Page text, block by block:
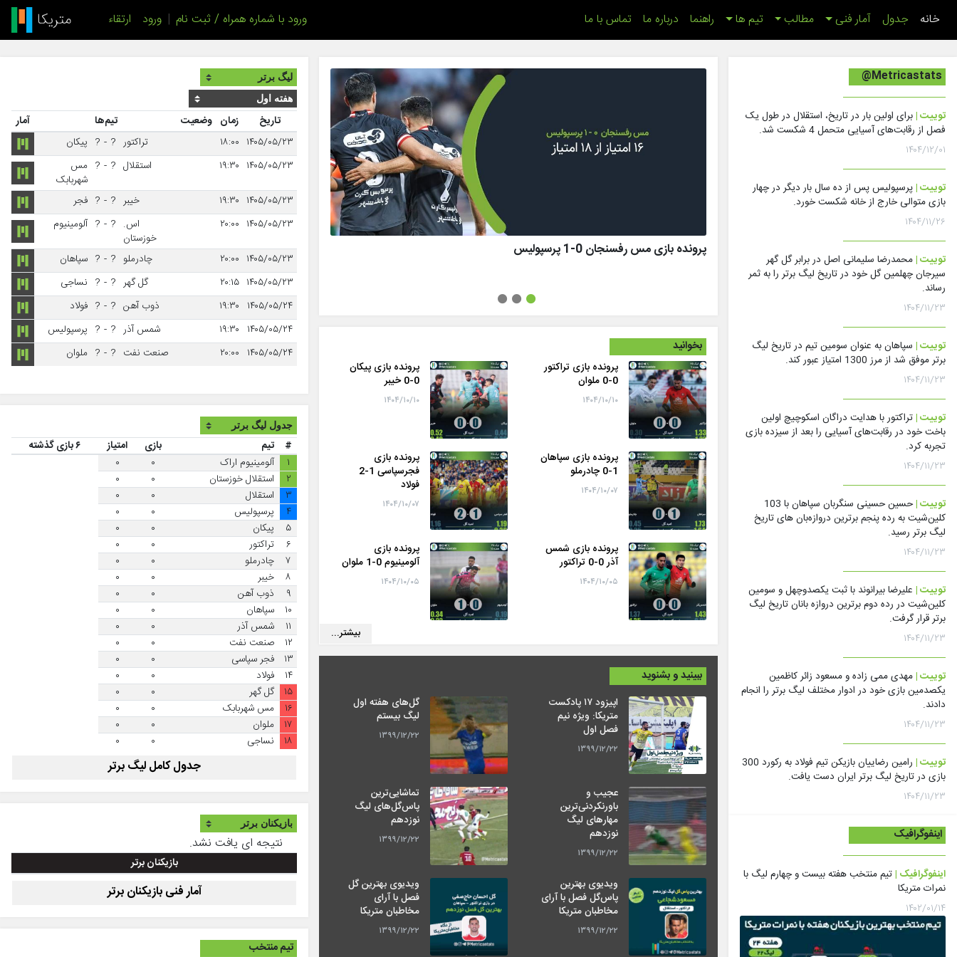
خانه (اینجا)
جدول آمار فنی مطالب تیم ها راهنما درباره ما تماس با ما ورود با شماره همراه / ثبت نام | ورود ارتقاء
پرونده بازی مس رفسنجان 0-1 پرسپولیس
بخوانید
پرونده بازی تراکتور
0-0 ملوان
۱۴۰۴/۱۰/۱۰
پرونده بازی پیکان
0-0 خیبر
۱۴۰۴/۱۰/۱۰
پرونده بازی سپاهان
1-0 چادرملو
۱۴۰۴/۱۰/۰۷
پرونده بازی
فجرسپاسی 1-2
فولاد
۱۴۰۴/۱۰/۰۷
پرونده بازی شمس
آذر 0-0 تراکتور
۱۴۰۴/۱۰/۰۵
پرونده بازی
آلومینیوم 0-1 ملوان
۱۴۰۴/۱۰/۰۵
بیشتر...
ببینید و بشنوید
اپیزود ۱۷ پادکست
متریکا: ویژه نیم
فصل اول
۱۳۹۹/۱۲/۲۲
گل‌های هفته اول
لیگ بیستم
۱۳۹۹/۱۲/۲۲
عجیب و
باورنکردنی‌ترین
مهارهای لیگ
نوزدهم
۱۳۹۹/۱۲/۲۲
تماشایی‌ترین
پاس‌گل‌های لیگ
نوزدهم
۱۳۹۹/۱۲/۲۲
ویدیوی بهترین
پاس‌گل فصل با آرای
مخاطبان متریکا
۱۳۹۹/۱۲/۲۲
ویدیوی بهترین گل
فصل با آرای
مخاطبان متریکا
۱۳۹۹/۱۲/۲۲
@Metricastats
توییت |برای اولین بار در تاریخ، استقلال در طول یک
فصل از رقابت‌های آسیایی متحمل 4 شکست شد.
۱۴۰۴/۱۲/۰۱
توییت |پرسپولیس پس از ده سال بار دیگر در چهار
بازی متوالی خارج از خانه شکست خورد.
۱۴۰۴/۱۱/۲۶
توییت |محمدرضا سلیمانی اصل در برابر گل گهر
سیرجان چهلمین گل خود در تاریخ لیگ برتر را به ثمر
رساند.
۱۴۰۴/۱۱/۲۳
توییت | سپاهان به عنوان سومین تیم در تاریخ لیگ
برتر موفق شد از مرز 1300 امتیاز عبور کند.
۱۴۰۴/۱۱/۲۳
توییت |تراکتور با هدایت دراگان اسکوچیچ اولین
باخت خود در رقابت‌های آسیایی را بعد از سیزده بازی
تجربه کرد.
۱۴۰۴/۱۱/۲۳
توییت |
حسین حسینی سنگربان سپاهان با 103
کلین‌شیت به رده پنجم برترین دروازه‌بان های تاریخ
لیگ برتر رسید.
۱۴۰۴/۱۱/۲۳
توییت | علیرضا بیرانوند با ثبت یکصدوچهل و سومین
کلین‌شیت در رده دوم برترین دروازه بانان تاریخ لیگ
برتر قرار گرفت.
۱۴۰۴/۱۱/۲۳
توییت |مهدی ممی زاده و مسعود زائر کاظمین
یکصدمین بازی خود در ادوار مختلف لیگ برتر را انجام
دادند.
۱۴۰۴/۱۱/۲۳
توییت |
رامین رضاییان بازیکن تیم فولاد به رکورد 300
بازی در تاریخ لیگ برتر ایران دست یافت.
۱۴۰۴/۱۱/۲۳
اینفوگرافیک
اینفوگرافیک |تیم منتخب هفته بیست و چهارم لیگ با
نمرات متریکا
۱۴۰۲/۰۱/۱۴
تاریخ زمان وضعیت تیم‌ها
آمار
۱۴۰۵/۰۵/۲۳ ۱۸:۰۰ تراکتور ?
-
? پیکان
۱۴۰۵/۰۵/۲۳ ۱۹:۳۰ استقلال ?
-
? مس
شهربابک
۱۴۰۵/۰۵/۲۳ ۱۹:۳۰ خیبر ?
-
? فجر
۱۴۰۵/۰۵/۲۳ ۲۰:۰۰
اس.
خوزستان
?
-
? آلومینیوم
۱۴۰۵/۰۵/۲۳ ۲۰:۰۰ چادرملو ?
-
? سپاهان
۱۴۰۵/۰۵/۲۳ ۲۰:۱۵ گل گهر ?
-
? نساجی
۱۴۰۵/۰۵/۲۴ ۱۹:۳۰ ذوب آهن ?
-
? فولاد
۱۴۰۵/۰۵/۲۴ ۱۹:۳۰ شمس آذر ?
-
? پرسپولیس
۱۴۰۵/۰۵/۲۴ ۲۰:۰۰ صنعت نفت ?
-
? ملوان
# تیم بازی امتیاز
۶ بازی گذشته
۱
آلومینیوم اراک ۰
۰
۲
استقلال خوزستان ۰
۰
۳
استقلال ۰
۰
۴
پرسپولیس ۰
۰
۵
پیکان ۰
۰
۶
تراکتور ۰
۰
۷
چادرملو ۰
۰
۸
خیبر ۰
۰
۹
ذوب آهن ۰
۰
۱۰
سپاهان ۰
۰
۱۱
شمس آذر ۰
۰
۱۲
صنعت نفت ۰
۰
۱۳
فجر سپاسی ۰
۰
۱۴
فولاد ۰
۰
۱۵
گل گهر ۰
۰
۱۶
مس شهربابک ۰
۰
۱۷
ملوان ۰
۰
۱۸
نساجی ۰ ۰
جدول کامل لیگ برتر
نتیجه ای یافت نشد.
بازیکنان برتر
آمار فنی بازیکنان برتر
تیم منتخب